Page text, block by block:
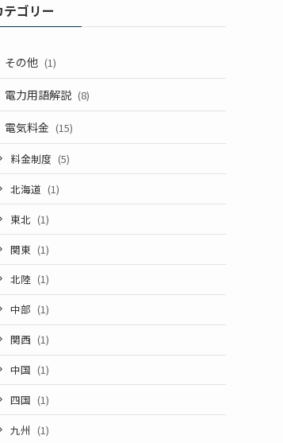
テゴリー
その他 (1)
電力用語解説 (8)
電気料金 (15)
料金制度 (5)
北海道 (1)
東北 (1)
関東 (1)
北陸 (1)
中部 (1)
関西 (1)
中国 (1)
四国 (1)
九州 (1)